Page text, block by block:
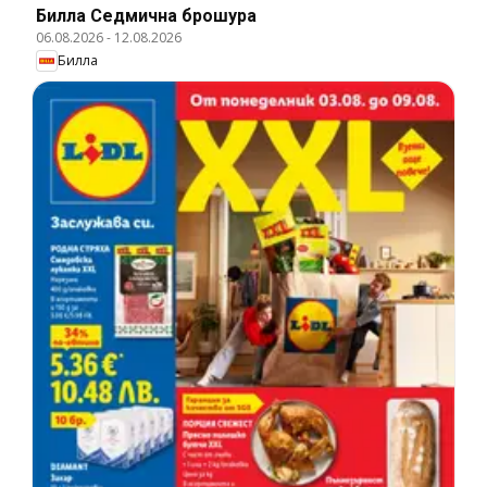
Билла Cедмична брошура
06.08.2026- 12.08.2026
Билла